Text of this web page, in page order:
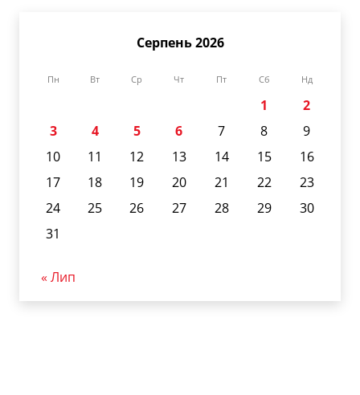
Серпень 2026
Пн Вт Ср Чт Пт Сб Нд
1
2
3
4 5 6 7 8
9
10
11 12 13 14 15
16
17
18 19 20 21 22
23
24
25 26 27 28 29
30
31
« Лип